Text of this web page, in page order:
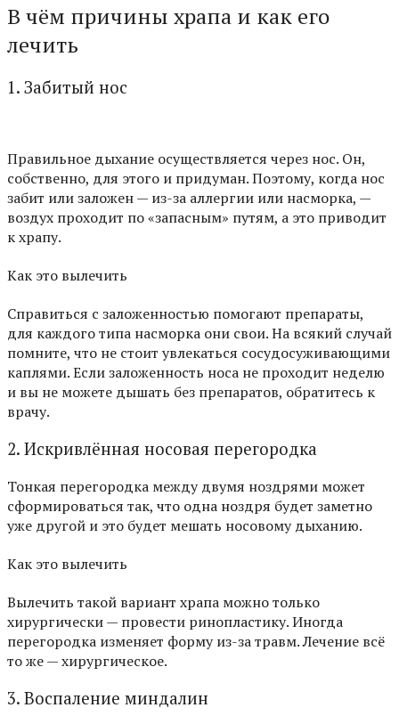
В чём причины храпа и как его
лечить
1. Забитый нос
Правильное дыхание осуществляется через нос. Он,
собственно, для этого и придуман. Поэтому, когда нос
забит или заложен — из-за аллергии или насморка, —
воздух проходит по «запасным» путям, а это приводит
кхрапу.
Как это вылечить
Справиться с заложенностью помогают препараты,
для каждого типа насморка они свои. На всякий случай
помните, что не стоит увлекаться сосудосуживающими
каплями. Если заложенность носа не проходит неделю
и вы не можете дышать без препаратов, обратитесь к
врачу.
2. Искривлённая носовая перегородка
Тонкая перегородка между двумя ноздрями может
сформироваться так, что одна ноздря будет заметно
уже другой и это будет мешать носовому дыханию.
Как это вылечить
Вылечить такой вариант храпа можно только
хирургически — провести ринопластику. Иногда
перегородка изменяет форму из-за травм. Лечение всё
то же — хирургическое.
3. Воспаление миндалин